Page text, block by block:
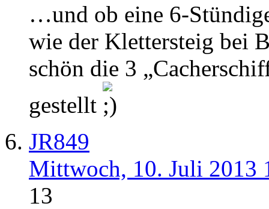
…und ob eine 6-
wie der Klettersteig bei
schön die 3
gestellt
JR849
Mittwoch, 10. Juli 2013
13